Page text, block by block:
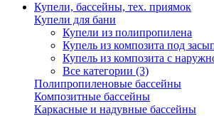
Купели, бассейны, тех. приямок
Купели для бани
Купели из полипропилена
Купель из композита под
Купель из композита с
Все категории (3)
Полипропиленовые бассейны
Композитные бассейны
Каркасные и надувные бассейны